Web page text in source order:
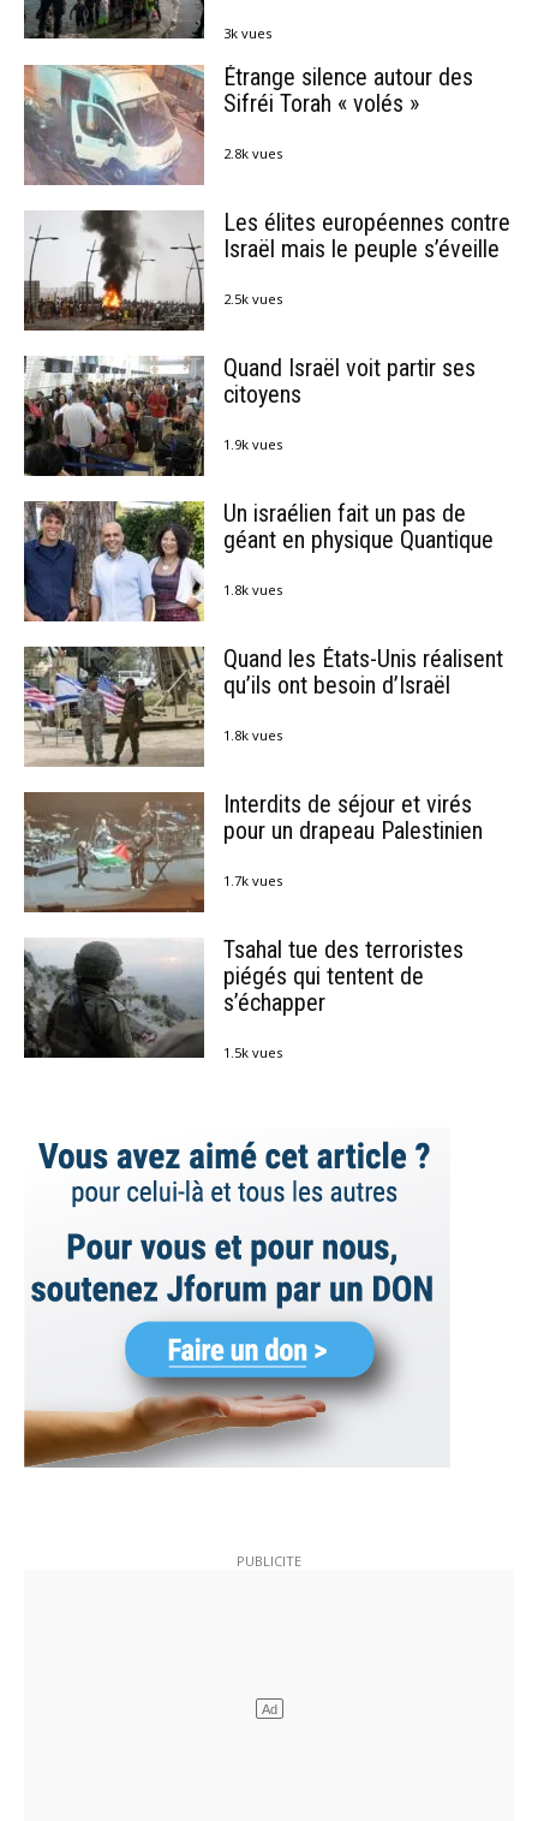
3k vues
Étrange silence autour des
Sifréi Torah « volés »
2.8k vues
Les élites européennes contre
Israël mais le peuple s’éveille
2.5k vues
Quand Israël voit partir ses
citoyens
1.9k vues
Un israélien fait un pas de
géant en physique Quantique
1.8k vues
Quand les États-Unis réalisent
qu’ils ont besoin d’Israël
1.8k vues
Interdits de séjour et virés
pour un drapeau Palestinien
1.7k vues
Tsahal tue des terroristes
piégés qui tentent de
s’échapper
1.5k vues